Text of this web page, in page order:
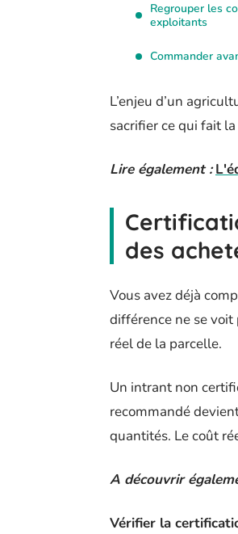
Regrouper les
exploitants
Commander
L’enjeu d’un
sacrifier ce qui fait
Lire également :
des
Vous avez déjà
différence ne se voit
réel de la parcelle.
Un intrant non
recommandé
quantités. Le coût
A découvrir
Vérifier la